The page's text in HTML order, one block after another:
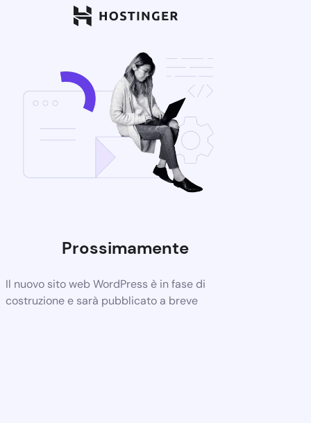
Prossimamente
Il nuovo sito web WordPress è in fase di
costruzione e sarà pubblicato a breve